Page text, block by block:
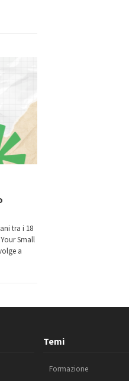
tra i 18
Small
a
Temi
Formazione